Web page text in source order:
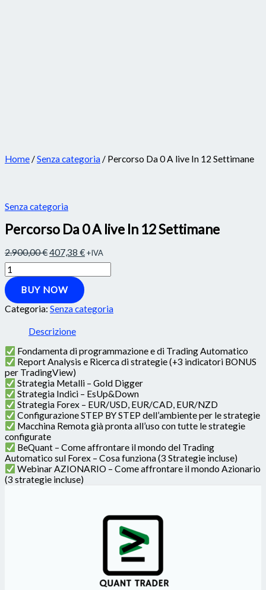
Home/Senza categoria/ Percorso Da 0 A live In 12 Settimane
Senza categoria
Percorso Da 0 A live In 12 Settimane
2.900,00€407,38 €+IVA
BUY NOW
Categoria: Senza categoria
Descrizione
Fondamenta di programmazione e di Trading Automatico
Report Analysis e Ricerca di strategie (+3 indicatori BONUS
per TradingView)
Strategia Metalli – Gold Digger
Strategia Indici – EsUp&Down
Strategia Forex – EUR/USD, EUR/CAD, EUR/NZD
Configurazione STEP BY STEP dell’ambiente per le strategie
Macchina Remota già pronta all’uso con tutte le strategie
configurate
BeQuant – Come affrontare il mondo del Trading
Automatico sul Forex – Cosa funziona (3 Strategie incluse)
Webinar AZIONARIO – Come affrontare il mondo Azionario
(3 strategie incluse)